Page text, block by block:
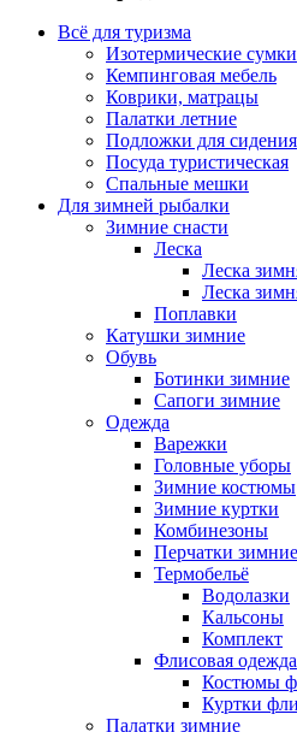
Всё для туризма
Изотермические сумки
Кемпинговая мебель
Коврики, матрацы
Палатки летние
Подложки для сидения
Посуда туристическая
Спальные мешки
Для зимней рыбалки
Зимние снасти
Леска
Леска
Леска
Поплавки
Катушки зимние
Обувь
Ботинки зимние
Сапоги зимние
Одежда
Варежки
Головные уборы
Зимние костюмы
Зимние куртки
Комбинезоны
Перчатки зимние
Термобельё
Водолазки
Кальсоны
Комплект
Флисовая одежда
Костюмы
Куртки
Палатки зимние